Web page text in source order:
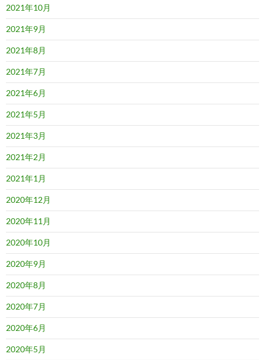
2021年10月
2021年9月
2021年8月
2021年7月
2021年6月
2021年5月
2021年3月
2021年2月
2021年1月
2020年12月
2020年11月
2020年10月
2020年9月
2020年8月
2020年7月
2020年6月
2020年5月